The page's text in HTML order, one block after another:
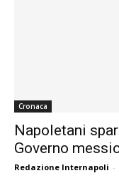
Cronaca
Napoletani
Governo
Redazione Internapoli -